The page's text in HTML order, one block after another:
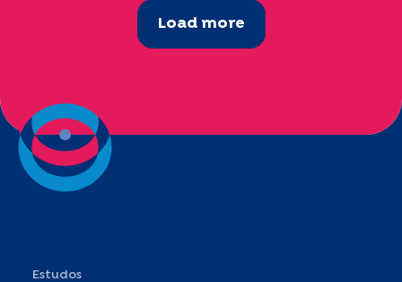
Load more
Estudos